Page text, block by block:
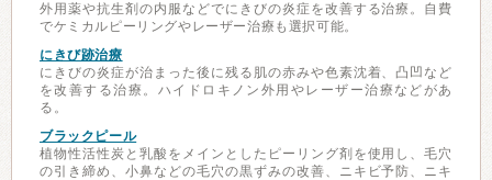
外用薬や抗生剤の内服などでにきびの炎症を改善する治療。自費
でケミカルピーリングやレーザー治療も選択可能。
にきび跡治療
にきびの炎症が治まった後に残る肌の赤みや色素沈着、凸凹など
を改善する治療。ハイドロキノン外用やレーザー治療などがあ
る。
ブラックピール
植物性活性炭と乳酸をメインとしたピーリング剤を使用し、毛穴
の引き締め、小鼻などの毛穴の黒ずみの改善、ニキビ予防、ニキ